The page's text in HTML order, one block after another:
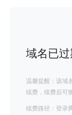
域名已
温馨提醒：该域
续费，续费后可
续费路径：登录